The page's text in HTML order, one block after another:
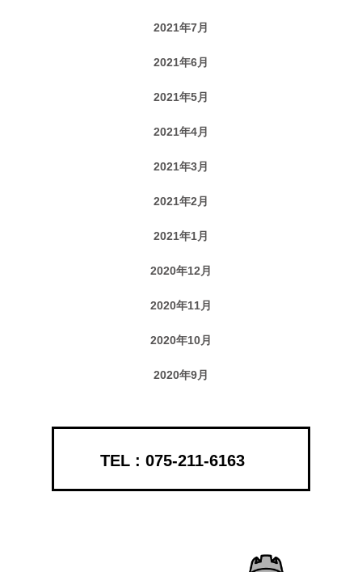
2021年7月
2021年6月
2021年5月
2021年4月
2021年3月
2021年2月
2021年1月
2020年12月
2020年11月
2020年10月
2020年9月
075-211-6163